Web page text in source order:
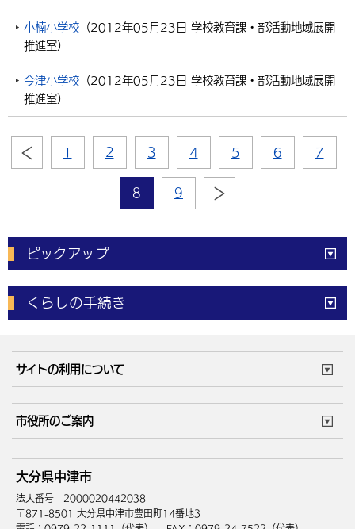
小楠小学校 （2012年05月23日 学校教育課・部活動地域展開
推進室）
今津小学校 （2012年05月23日 学校教育課・部活動地域展開
推進室）
1 2 3 4 5 6 7
8 9
ピックアップ
電子申請 窓口の混雑状況
体育施設予約状況 ご意見・ご要望
くらしの手続き
成人・仕事
住まい・引越 ごみ・環境
健康・医療 障がい・福祉
高齢・介護
サイトの利用について
サイトマップ
市役所のご案内
庁舎地図 組織案内
中津市へのアクセス
大分県中津市
法人番号 2000020442038
〒871-8501 大分県中津市豊田町14番地3